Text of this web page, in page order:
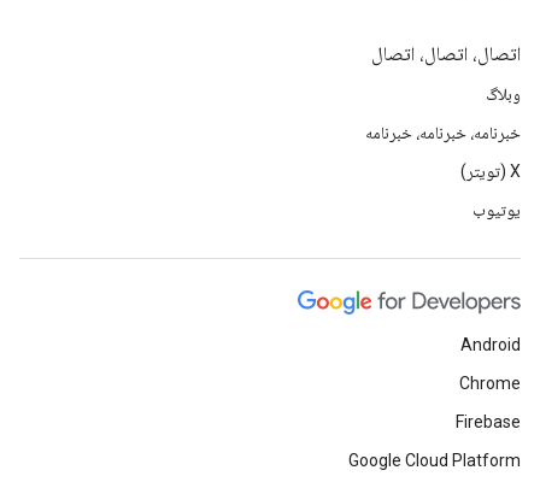
اتصال، اتصال، اتصال
وبلاگ
خبرنامه، خبرنامه، خبرنامه
X (تویتر)
یوتیوب
Android
Chrome
Firebase
Google Cloud Platform